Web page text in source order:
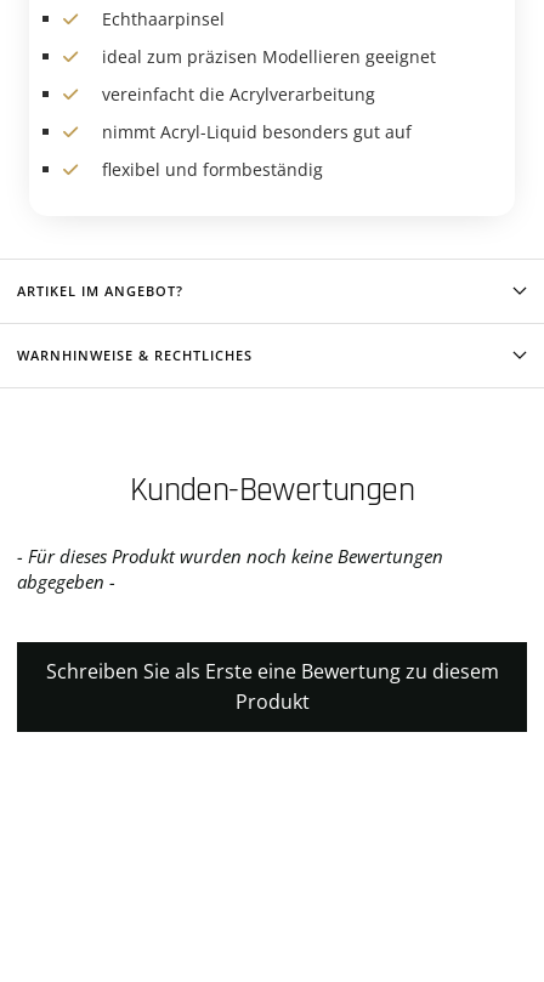
Echthaarpinsel
ideal zum präzisen Modellieren geeignet
vereinfacht die Acrylverarbeitung
nimmt Acryl-Liquid besonders gut auf
flexibel und formbeständig
ARTIKEL IM ANGEBOT?
WARNHINWEISE & RECHTLICHES
Kunden-Bewertungen
- Für dieses Produkt wurden noch keine Bewertungen
abgegeben -
Schreiben Sie als Erste eine Bewertung zu diesem
Produkt
New content loaded